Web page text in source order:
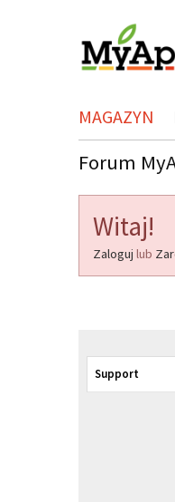
MAGAZYN
Forum
Witaj!
Zaloguj lub
Support